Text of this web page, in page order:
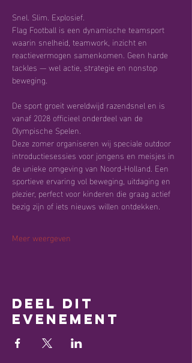
Snel. Slim. Explosief.
Flag Football is een dynamische teamsport
waarin snelheid, teamwork, inzicht en
reactievermogen samenkomen. Geen harde
tackles — wel actie, strategie en nonstop
beweging.
De sport groeit wereldwijd razendsnel en is
vanaf 2028 officieel onderdeel van de
Olympische Spelen.
Deze zomer organiseren wij speciale outdoor
introductiesessies voor jongens en meisjes in
de unieke omgeving van Noord-Holland. Een
sportieve ervaring vol beweging, uitdaging en
plezier, perfect voor kinderen die graag actief
bezig zijn of iets nieuws willen ontdekken.
Meer weergeven
Deel dit
evenement